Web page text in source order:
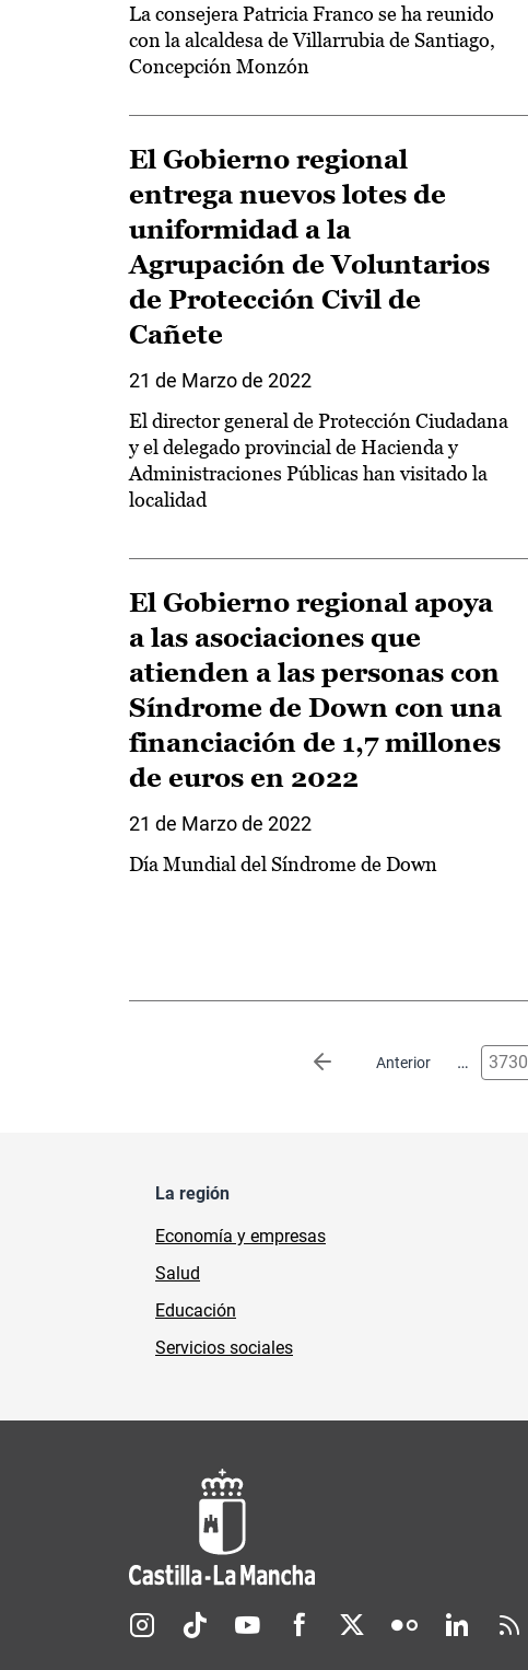
La consejera Patricia Franco se ha reunido
con la alcaldesa de Villarrubia de Santiago,
Concepción Monzón
El Gobierno regional
entrega nuevos lotes de
uniformidad a la
Agrupación de Voluntarios
de Protección Civil de
Cañete
21 de Marzo de 2022
El director general de Protección Ciudadana
y el delegado provincial de Hacienda y
Administraciones Públicas han visitado la
localidad
El Gobierno regional apoya
a las asociaciones que
atienden a las personas con
Síndrome de Down con una
financiación de 1,7 millones
de euros en 2022
21 de Marzo de 2022
Día Mundial del Síndrome de Down
Anterior
Página anterior … 3730
La región
Economía y empresas
Salud
Educación
Servicios sociales
Redes sociales JCCM